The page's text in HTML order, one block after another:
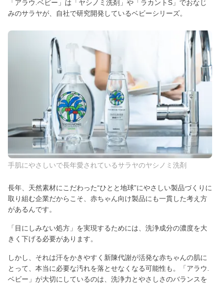
「アラウ.ベビー」は「ヤシノミ洗剤」や「ラカントS」でおなじ
みのサラヤが、自社で研究開発しているベビーシリーズ。
手肌にやさしいで長年愛されているサラヤのヤシノミ洗剤
長年、天然素材にこだわった“ひとと地球”にやさしい製品づくりに
取り組む企業だからこそ、赤ちゃん向け製品にも一貫した考え方
があるんです。
「目にしみない処方」を実現するためには、洗浄成分の濃度を大
きく下げる必要があります。
しかし、それは汗をかきやすく新陳代謝が活発な赤ちゃんの肌に
とって、本当に必要な汚れを落とせなくなる可能性も。「アラウ.
ベビー」が大切にしているのは、洗浄力とやさしさのバランスを